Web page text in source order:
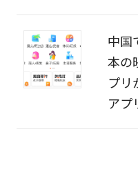
中国
本の
プリ
アプ